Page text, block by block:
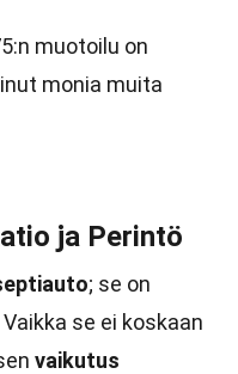
muotoilu on
monia muita
ja Perintö
; se on
se ei koskaan
vaikutus